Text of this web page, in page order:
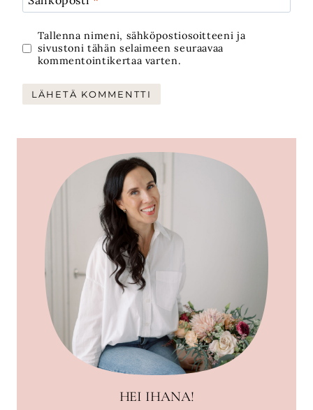
Tallenna nimeni, sähköpostiosoitteeni ja
sivustoni tähän selaimeen seuraavaa
kommentointikertaa varten.
HEI IHANA!